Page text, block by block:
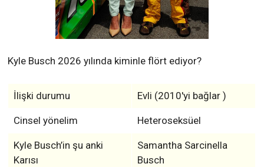
Kyle Busch 2026 yılında kiminle flört ediyor?
İlişki durumu Evli (2010'yi bağlar )
Cinsel yönelim Heteroseksüel
Kyle Busch’in şu anki
Karısı
Samantha Sarcinella
Busch